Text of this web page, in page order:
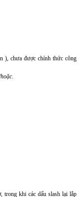
), chưa được chính thức công
.
trong khi các dấu slash lại lắp